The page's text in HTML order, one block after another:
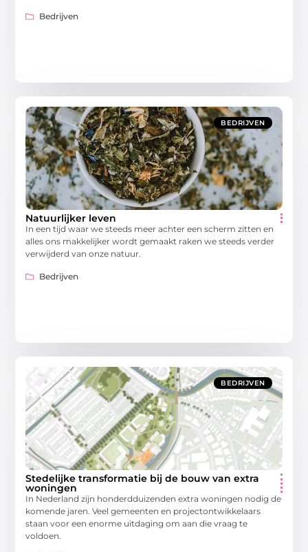
Bedrijven
BEDRIJVEN
Natuurlijker leven
In een tijd waar we steeds meer achter een scherm zitten en
alles ons makkelijker wordt gemaakt raken we steeds verder
verwijderd van onze natuur.
Bedrijven
BEDRIJVEN
Stedelijke transformatie bij de bouw van extra
woningen
In Nederland zijn honderdduizenden extra woningen nodig de
komende jaren. Veel gemeenten en projectontwikkelaars
staan voor een enorme uitdaging om aan die vraag te
voldoen.